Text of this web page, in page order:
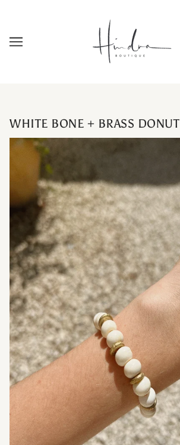
WHITE BONE + BRASS DONUT